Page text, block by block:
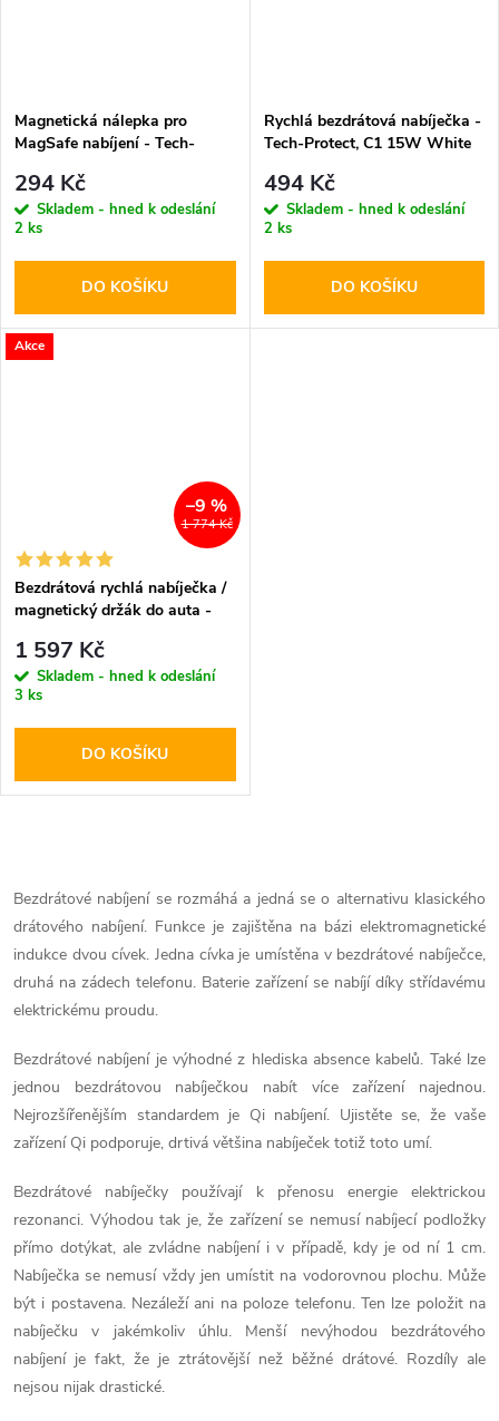
Magnetická nálepka pro
MagSafe nabíjení - Tech-
Ring White
294 Kč
Skladem - hned k odeslání
2 ks
DO KOŠÍKU
Rychlá bezdrátová nabíječka -
Tech-Protect, C1 15W White
494 Kč
Skladem - hned k odeslání
2 ks
DO KOŠÍKU
Akce
1 774 Kč
–9 %
Bezdrátová rychlá nabíječka /
magnetický držák do auta -
1 597 Kč
Skladem - hned k odeslání
3 ks
DO KOŠÍKU
v
l
á
a
c
í
p
r
v
k
y
Bezdrátové nabíjení se rozmáhá a jedná se o alternativu klasického
drátového nabíjení. Funkce je zajištěna na bázi elektromagnetické
indukce dvou cívek. Jedna cívka je umístěna v bezdrátové nabíječce,
druhá na zádech telefonu. Baterie zařízení se nabíjí díky střídavému
elektrickému proudu.
Bezdrátové nabíjení je výhodné z hlediska absence kabelů. Také lze
jednou bezdrátovou nabíječkou nabít více zařízení najednou.
Nejrozšířenějším standardem je Qi nabíjení. Ujistěte se, že vaše
zařízení Qi podporuje, drtivá většina nabíječek totiž toto umí.
Bezdrátové nabíječky používají k přenosu energie elektrickou
rezonanci. Výhodou tak je, že zařízení se nemusí nabíjecí podložky
přímo dotýkat, ale zvládne nabíjení i v případě, kdy je od ní 1 cm.
Nabíječka se nemusí vždy jen umístit na vodorovnou plochu. Může
být i postavena. Nezáleží ani na poloze telefonu. Ten lze položit na
nabíječku v jakémkoliv úhlu. Menší nevýhodou bezdrátového
nabíjení je fakt, že je ztrátovější než běžné drátové. Rozdíly ale
nejsou nijak drastické.